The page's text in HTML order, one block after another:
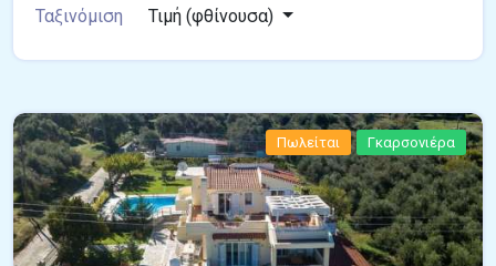
Ταξινόμιση Τιμή (φθίνουσα)
Πωλείται Γκαρσονιέρα